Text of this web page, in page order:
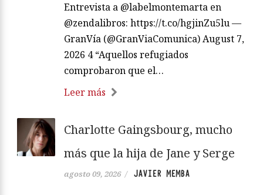
Entrevista a @labelmontemarta en
@zendalibros: https://t.co/hgjinZu5lu —
GranVía (@GranViaComunica) August 7,
2026 4 “Aquellos refugiados
comprobaron que el…
Leer más
Charlotte Gaingsbourg, mucho
más que la hija de Jane y Serge
agosto 09, 2026 / JAVIER MEMBA